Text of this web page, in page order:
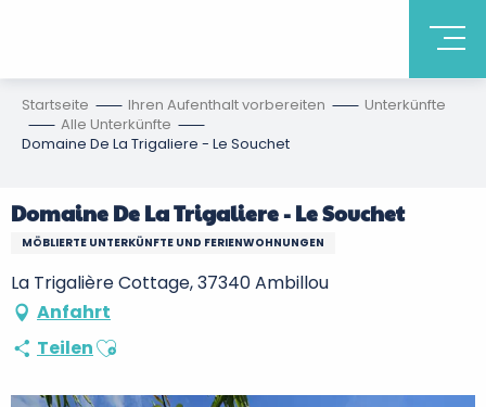
Startseite Ihren Aufenthalt vorbereiten
Unterkünfte
Alle Unterkünfte
Domaine De La Trigaliere - Le Souchet
Domaine De La Trigaliere - Le Souchet
MÖBLIERTE UNTERKÜNFTE UND FERIENWOHNUNGEN
La Trigalière Cottage, 37340 Ambillou
Anfahrt
TeilenAjouter aux favoris